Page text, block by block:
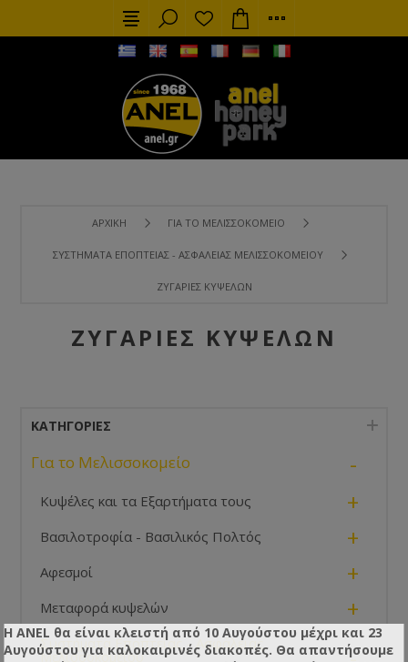
ΑΡΧΙΚΉ ΓΙΑ ΤΟ ΜΕΛΙΣΣΟΚΟΜΕΊΟ
ΣΥΣΤΉΜΑΤΑ ΕΠΟΠΤΕΊΑΣ - ΑΣΦΆΛΕΙΑΣ ΜΕΛΙΣΣΟΚΟΜΕΊΟΥ
ΖΥΓΑΡΙΈΣ ΚΥΨΕΛΏΝ
ΖΥΓΑΡΙΈΣ ΚΥΨΕΛΏΝ
ΚΑΤΗΓΟΡΊΕΣ
Για το Μελισσοκομείο -
Κυψέλες και τα Εξαρτήματα τους +
Βασιλοτροφία - Βασιλικός Πολτός +
Αφεσμοί +
Μεταφορά κυψελών +
Συστήματα Εποπτείας - Ασφάλειας
Μελισσοκομείου
Η ANEL θα είναι κλειστή από 10 Αυγούστου μέχρι και 23
Αυγούστου για καλοκαιρινές διακοπές. Θα απαντήσουμε